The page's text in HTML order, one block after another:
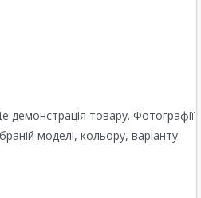
демонстрація товару. Фотографії
моделі, кольору, варіанту.